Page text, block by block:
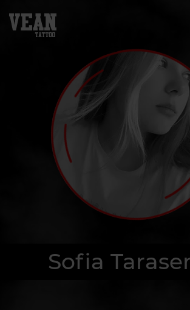
Sofia